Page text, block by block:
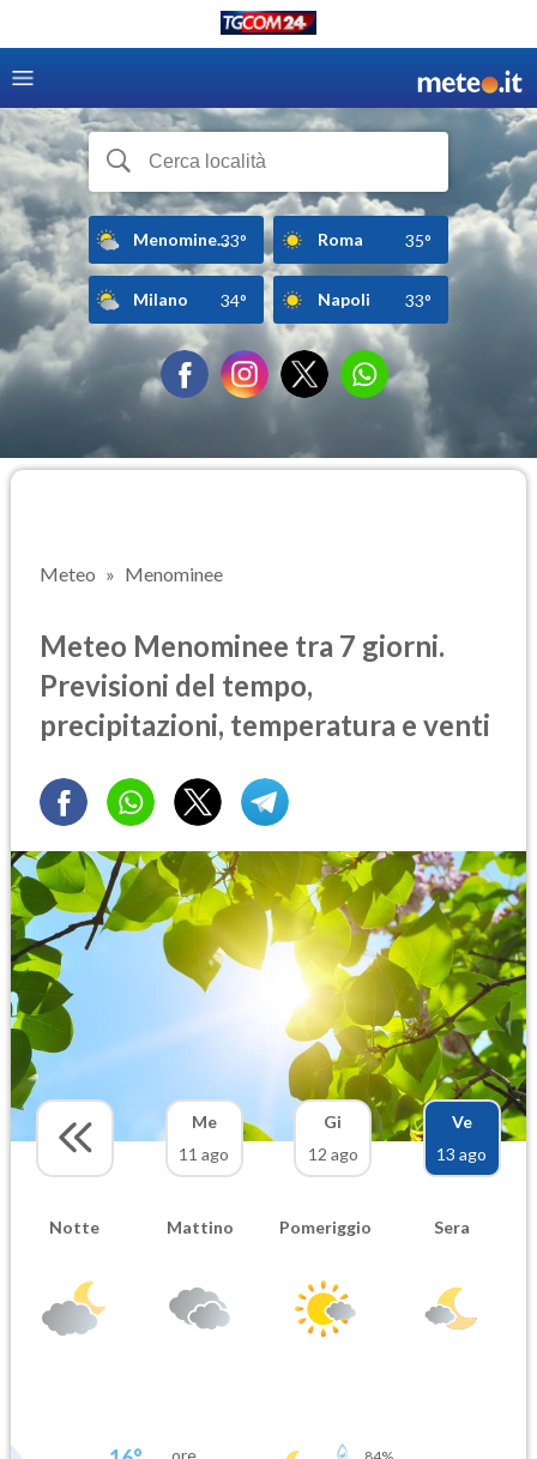
Menomine...33° Roma 35°
Milano 34° Napoli 33°
Meteo Menominee
Meteo Menominee tra 7 giorni.
Previsioni del tempo,
precipitazioni, temperatura e venti
Me
11 ago
Gi
12 ago
Ve
13 ago
Notte Mattino Pomeriggio Sera